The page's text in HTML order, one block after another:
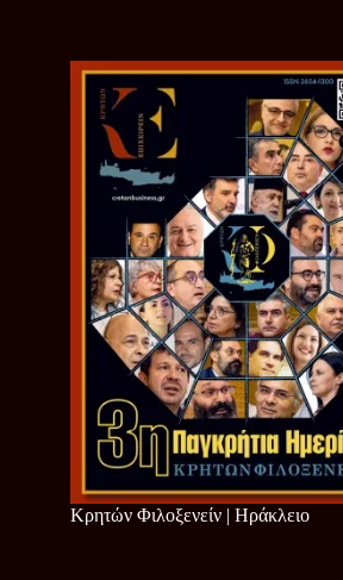
Κρητών Φιλοξενείν | Ηράκλειο